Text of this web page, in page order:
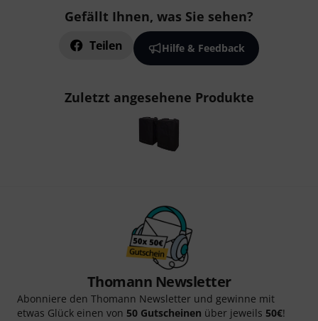
Gefällt Ihnen, was Sie sehen?
Teilen Hilfe & Feedback
Zuletzt angesehene Produkte
Thomann Newsletter
Abonniere den Thomann Newsletter und gewinne mit
etwas Glück einen von 50 Gutscheinen über jeweils 50€!